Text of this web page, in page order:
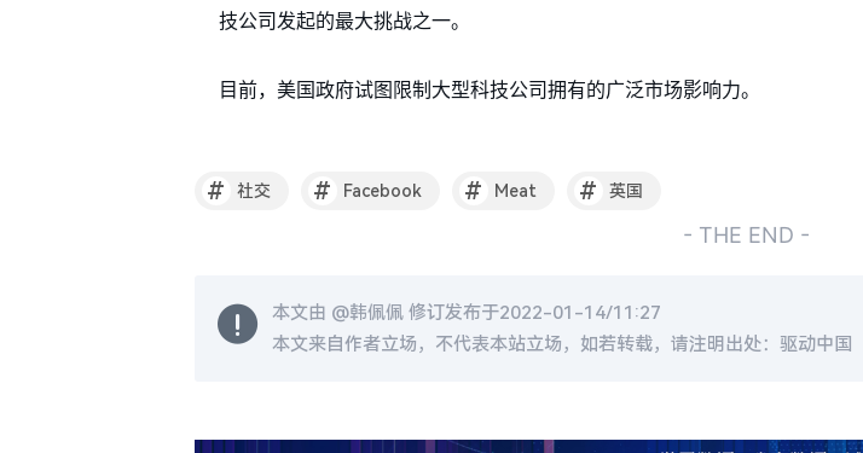
技公司发起的最大挑战之一。
目前，美国政府试图限制大型科技公司拥有的广泛市场影响力。
# 社交 # Facebook # Meat # 英国
- THE END -
本文由 @韩佩佩修订发布于2022-01-14/11:27
本文来自作者立场，不代表本站立场，如若转载，请注明出处：驱动中国